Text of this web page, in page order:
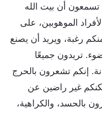
تسمعون أن بيت الله
الموهوبين، على
رغبة، ويريد أن يصنع
تريدون جميعًا
إنكم تشعرون بالحرج
غير راضين عن
بالحسد، والكراهية،